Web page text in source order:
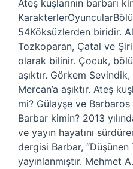
Ateş kuşlarının barbarı
54Köksüzlerden biridir.
Tozkoparan, Çatal ve
olarak bilinir. Çocuk,
aşıktır. Görkem
Mercan’a aşıktır. Ateş
mi? Gülayşe ve
Barbar kimin? 2013
ve yayın hayatını
dergisi Barbar, “Düşünen
yayınlanmıştır. Mehmet